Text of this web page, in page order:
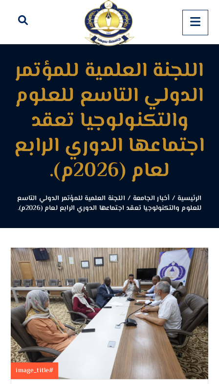
اللجنة العلمية للمؤتمر
الدولي التاسع للعلوم
والتكنولوجيا تعقد
اجتماعها الدوري الرابع
لعام (2026م).
الرئيسية / أخبار الجامعة / اللجنة العلمية للمؤتمر الدولي التاسع
للعلوم والتكنولوجيا تعقد اجتماعها الدوري الرابع لعام (2026م).
#image_title